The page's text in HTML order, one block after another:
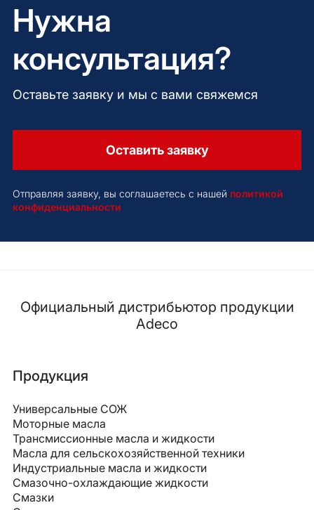
Нужна
консультация?
Оставьте заявку и мы с вами свяжемся
Оставить заявку
Отправляя заявку, вы соглашаетесь с нашей политикой
конфиденциальности
Официальный дистрибьютор продукции
Adeco
Продукция
Универсальные СОЖ
Моторные масла
Трансмиссионные масла и жидкости
Масла для сельскохозяйственной техники
Индустриальные масла и жидкости
Смазочно-охлаждающие жидкости
Смазки